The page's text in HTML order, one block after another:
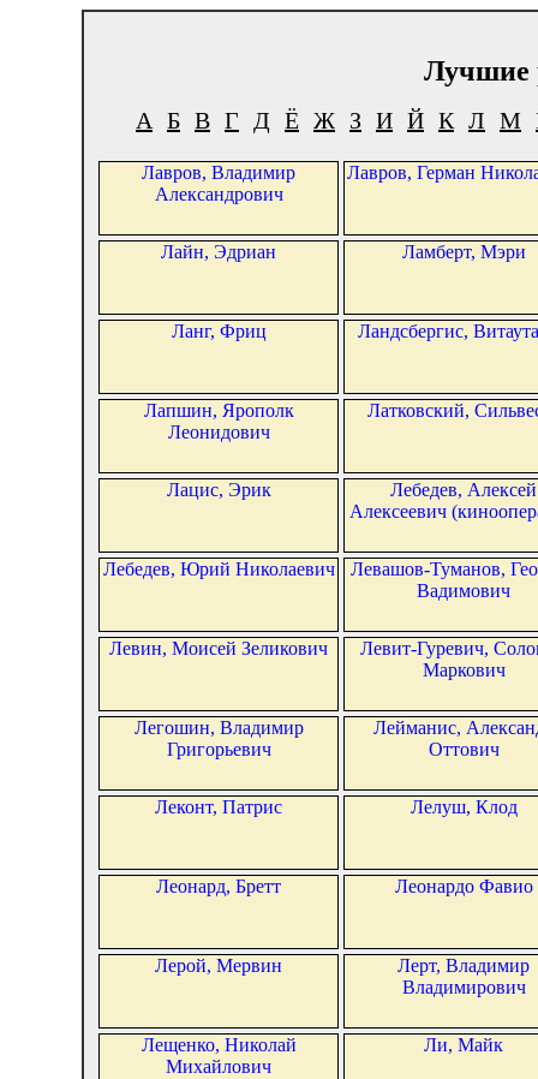
Лучшие
А Б В Г Д Ё Ж З И Й К Л М
Лавров, Владимир
Александрович
Лавров, Герман
Лайн, Эдриан Ламберт, Мэри
Ланг, Фриц Ландсбергис,
Лапшин, Ярополк
Леонидович
Латковский,
Лацис, Эрик
Лебедев, Алексей
Алексеевич
Лебедев, Юрий Николаевич
Левашов-Туманов,
Вадимович
Левин, Моисей Зеликович
Левит-Гуревич,
Маркович
Легошин, Владимир
Григорьевич
Лейманис,
Оттович
Леконт, Патрис Лелуш, Клод
Леонард, Бретт Леонардо Фавио
Лерой, Мервин
Лерт, Владимир
Владимирович
Лещенко, Николай
Михайлович
Ли, Майк